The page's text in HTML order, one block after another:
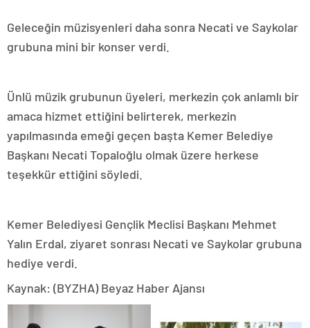
Geleceğin müzisyenleri daha sonra Necati ve Saykolar
grubuna mini bir konser verdi.
Ünlü müzik grubunun üyeleri, merkezin çok anlamlı bir
amaca hizmet ettiğini belirterek, merkezin
yapılmasında emeği geçen başta Kemer Belediye
Başkanı Necati Topaloğlu olmak üzere herkese
teşekkür ettiğini söyledi.
Kemer Belediyesi Gençlik Meclisi Başkanı Mehmet
Yalın Erdal, ziyaret sonrası Necati ve Saykolar grubuna
hediye verdi.
Kaynak: (BYZHA) Beyaz Haber Ajansı